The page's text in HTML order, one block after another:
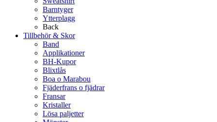
Barntyger
Ytterplagg
Back
Tillbehör & Skor
Band
Applikationer
BH-Kupor
Blixtlås
Boa o Marabou
Fjäderfrans o fjädrar
Fransar
Kristaller
Lösa paljetter